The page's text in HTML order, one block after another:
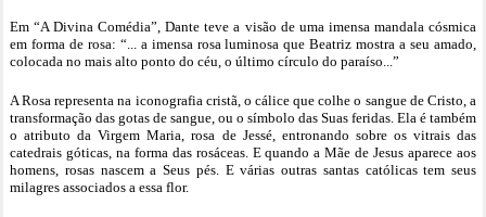
Em “A Divina Comédia”, Dante teve a visão de uma imensa mandala cósmica
em forma de rosa: “... a imensa rosa luminosa que Beatriz mostra a seu amado,
colocada no mais alto ponto do céu, o último círculo do paraíso...”
A Rosa representa na iconografia cristã, o cálice que colhe o sangue de Cristo, a
transformação das gotas de sangue, ou o símbolo das Suas feridas. Ela é também
o atributo da Virgem Maria, rosa de Jessé, entronando sobre os vitrais das
catedrais góticas, na forma das rosáceas. E quando a Mãe de Jesus aparece aos
homens, rosas nascem a Seus pés. E várias outras santas católicas tem seus
milagres associados a essa flor.